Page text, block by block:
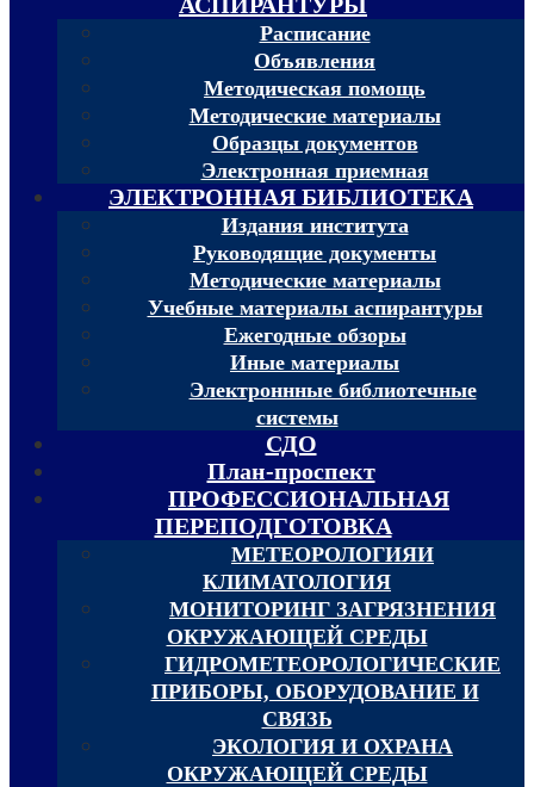
Расписание
Объявления
Методическая помощь
Методические материалы
Образцы документов
Электронная приемная
ЭЛЕКТРОННАЯ БИБЛИОТЕКА
Издания института
Руководящие документы
Методические материалы
Учебные материалы аспирантуры
Ежегодные обзоры
Иные материалы
Электроннные библиотечные
системы
СДО
План-проспект
ПРОФЕССИОНАЛЬНАЯ
ПЕРЕПОДГОТОВКА
МЕТЕОРОЛОГИЯИ
КЛИМАТОЛОГИЯ
МОНИТОРИНГ ЗАГРЯЗНЕНИЯ
ОКРУЖАЮЩЕЙ СРЕДЫ
ГИДРОМЕТЕОРОЛОГИЧЕСКИЕ
ПРИБОРЫ, ОБОРУДОВАНИЕ И
СВЯЗЬ
ЭКОЛОГИЯ И ОХРАНА
ОКРУЖАЮЩЕЙ СРЕДЫ